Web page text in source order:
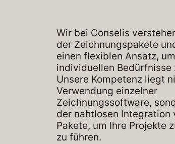
Wir bei Conselis
der Zeichnungspakete
einen flexiblen Ansatz,
individuellen Bedürfnisse
Unsere Kompetenz liegt
Verwendung einzelner
Zeichnungssoftware,
der nahtlosen Integration
Pakete, um Ihre Projekte
zu führen.